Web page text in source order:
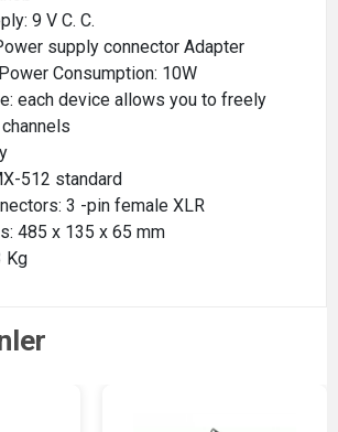
9 V C. C.
supply connector Adapter
Consumption: 10W
each device allows you to freely
512 standard
3 -pin female XLR
485 x 135 x 65 mm
Kg